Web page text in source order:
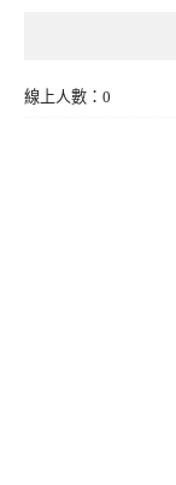
線上人數：0